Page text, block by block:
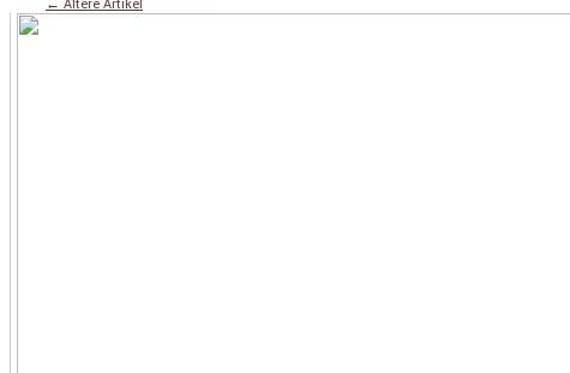
← Ältere Artikel